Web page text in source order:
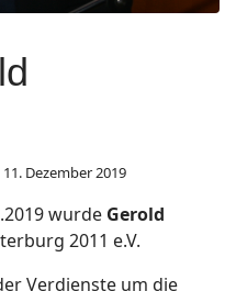
11. Dezember 2019
wurde Gerold
2011 e.V.
Verdienste um die